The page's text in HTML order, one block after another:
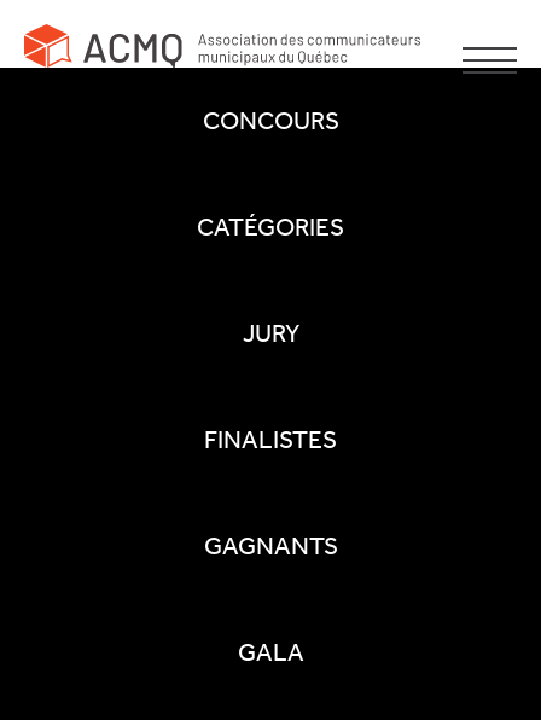
CONCOURS
CATÉGORIES
JURY
FINALISTES
GAGNANTS
GALA